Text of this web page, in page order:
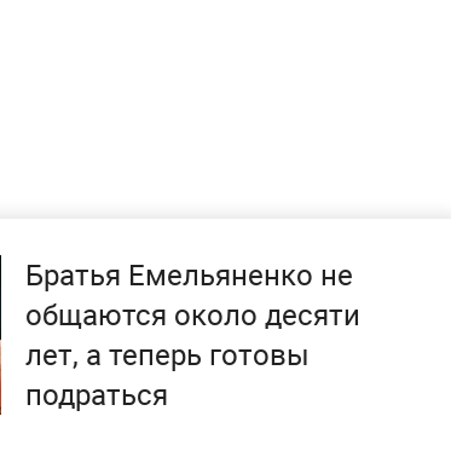
Братья Емельяненко не
общаются около десяти
лет, а теперь готовы
подраться